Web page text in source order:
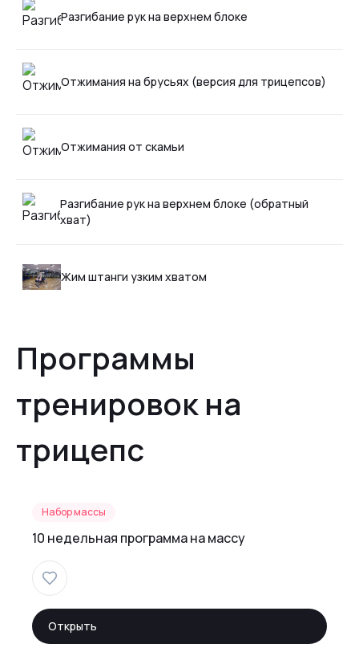
Разгибание рук на верхнем блоке
Отжимания на брусьях (версия для трицепсов)
Отжимания от скамьи
Разгибание рук на верхнем блоке (обратный
хват)
Жим штанги узким хватом
Программы
тренировок на
трицепс
Набор массы
10 недельная программа на массу
Открыть